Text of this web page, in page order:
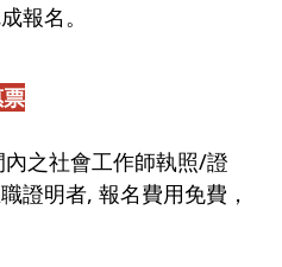
報名。
內之社會工作師執照/證
證明者, 報名費用免費，